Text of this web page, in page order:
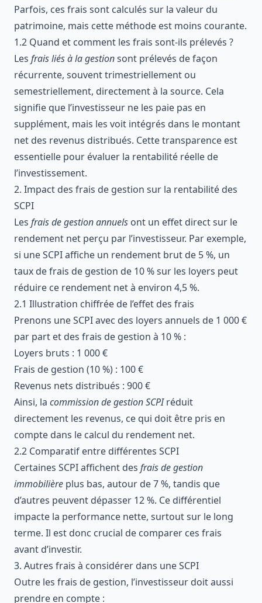
Parfois, ces frais sont calculés sur la valeur du
patrimoine, mais cette méthode est moins courante.
1.2 Quand et comment les frais sont-ils prélevés ?
Les frais liés à la gestionsont prélevés de façon
récurrente, souvent trimestriellement ou
semestriellement, directement à la source. Cela
signifie que l’investisseur ne les paie pas en
supplément, mais les voit intégrés dans le montant
net des revenus distribués. Cette transparence est
essentielle pour évaluer la rentabilité réelle de
l’investissement.
2. Impact des frais de gestion sur la rentabilité des
SCPI
Les frais de gestion annuels ont un effet direct sur le
rendement net perçu par l’investisseur. Par exemple,
si une SCPI affiche un rendement brut de 5 %, un
taux de frais de gestion de 10 % sur les loyers peut
réduire ce rendement net à environ 4,5 %.
2.1 Illustration chiffrée de l’effet des frais
Prenons une SCPI avec des loyers annuels de 1 000 €
par part et des frais de gestion à 10 % :
Loyers bruts : 1 000 €
Frais de gestion (10 %) : 100 €
Revenus nets distribués : 900 €
Ainsi, la commission de gestion SCPIréduit
directement les revenus, ce qui doit être pris en
compte dans le calcul du rendement net.
2.2 Comparatif entre différentes SCPI
Certaines SCPI affichent des frais de gestion
immobilière plus bas, autour de 7 %, tandis que
d’autres peuvent dépasser 12 %. Ce différentiel
impacte la performance nette, surtout sur le long
terme. Il est donc crucial de comparer ces frais
avant d’investir.
3. Autres frais à considérer dans une SCPI
Outre les frais de gestion, l’investisseur doit aussi
prendre en compte :